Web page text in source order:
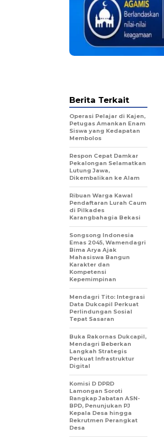
Berita Terkait
Operasi Pelajar di Kajen,
Petugas Amankan Enam
Siswa yang Kedapatan
Membolos
Respon Cepat Damkar
Pekalongan Selamatkan
Lutung Jawa,
Dikembalikan ke Alam
Ribuan Warga Kawal
Pendaftaran Lurah Caum
di Pilkades
Karangbahagia Bekasi
Songsong Indonesia
Emas 2045, Wamendagri
Bima Arya Ajak
Mahasiswa Bangun
Karakter dan
Kompetensi
Kepemimpinan
Mendagri Tito: Integrasi
Data Dukcapil Perkuat
Perlindungan Sosial
Tepat Sasaran
Buka Rakornas Dukcapil,
Mendagri Beberkan
Langkah Strategis
Perkuat Infrastruktur
Digital
Komisi D DPRD
Lamongan Soroti
Rangkap Jabatan ASN-
BPD, Penunjukan PJ
Kepala Desa hingga
Rekrutmen Perangkat
Desa